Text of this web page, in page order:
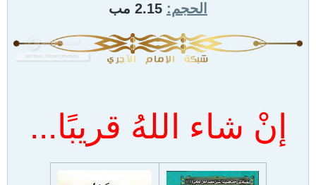
الحجم: 2.15 مب
إنْ شاء اللهُ قريبًا...